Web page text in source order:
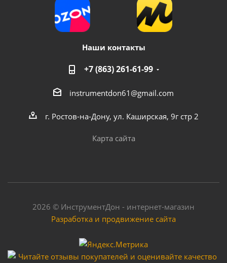
Наши контакты
+7 (863) 261-61-99
instrumentdon61@gmail.com
г. Ростов-на-Дону, ул. Каширская, 9г стр 2
Карта сайта
2026 © ИнструментДон - интернет-магазин
Разработка и продвижение сайта